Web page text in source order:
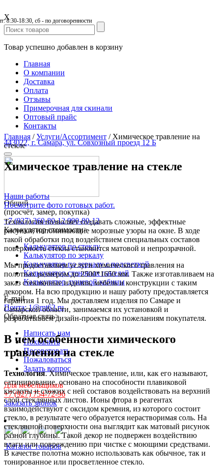
X
Товар успешно добавлен в корзину
Главная
О компании
Доставка
Оплата
Отзывы
Примерочная для скинали
Оптовый прайс
Контакты
443022, г. Самара, ул. Совхозный проезд 12 Б
Общий
(просчёт, замер, покупка)
+7 (927) 260-80-12990-80-12
8:30-18:30, сб - по договоренности
Калькулятор стоимости>
Калькулятор по стеклу
Калькулятор по зеркалу
Калькулятор по зеркалу с подсветкой
Калькулятор стеновых панелей
Калькулятор душевой кабины
E-mail
Почта: 1@mt63.ru
Обратная связь>
Написать нам
Похвалить
Посоветовать
Пожаловаться
Задать вопрос
Для мебельщиков
+7 (927) 754-72-96
Заказать звонок
Каталог товаров
Главная /Услуги/Ассортимент / Химическое травление на
стекле
Химическое травление на стекле
Наши работы
Посмотрите фото готовых работ.
Технология позволяет создавать сложные, эффектные
рисунки, напоминающие морозные узоры на окне. В ходе
такой обработки под воздействием специальных составов
поверхность стекла становится матовой и непрозрачной.
Мы предоставляем услуги химического травления на
полотнах размером до 2500*1650 мм. Также изготавливаем на
заказ стеклянные изделия, мебель и конструкции с таким
декором. На всю продукцию и нашу работу предоставляется
гарантия 1 год. Мы доставляем изделия по Самаре и
Самарской области, занимаемся их установкой и
разрабатываем дизайн-проекты по пожеланиям покупателя.
В чем особенности химического
травления на стекле
Технология. Химическое травление, или, как его называют,
сатинирование, основано на способности плавиковой
кислоты и схожих с ней составов воздействовать на верхний
слой стеклянных листов. Ионы фтора в реагентах
взаимодействуют с оксидом кремния, из которого состоит
стекло, в результате чего образуется нерастворимая соль. На
стеклянной поверхности она выглядит как матовый рисунок
разной глубины. Такой декор не подвержен воздействию
влаги или повреждению при чистке с моющими средствами.
В качестве полотна можно использовать как обычное, так и
тонированное или просветленное стекло.